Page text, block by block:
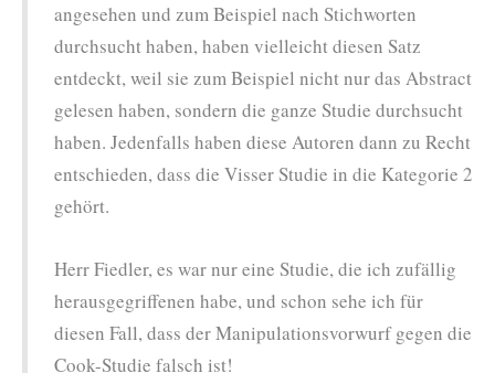
angesehen und zum Beispiel nach Stichworten
durchsucht haben, haben vielleicht diesen Satz
entdeckt, weil sie zum Beispiel nicht nur das Abstract
gelesen haben, sondern die ganze Studie durchsucht
haben. Jedenfalls haben diese Autoren dann zu Recht
entschieden, dass die Visser Studie in die Kategorie 2
gehört.
Herr Fiedler, es war nur eine Studie, die ich zufällig
herausgegriffenen habe, und schon sehe ich für
diesen Fall, dass der Manipulationsvorwurf gegen die
Cook-Studie falsch ist!